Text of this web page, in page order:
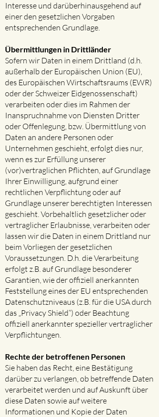
Interesse und darüberhinausgehend auf
einer den gesetzlichen Vorgaben
entsprechenden Grundlage.
Übermittlungen in Drittländer​
Sofern wir Daten in einem Drittland (d.h.
außerhalb der Europäischen Union (EU),
des Europäischen Wirtschaftsraums (EWR)
oder der Schweizer Eidgenossenschaft)
verarbeiten oder dies im Rahmen der
Inanspruchnahme von Diensten Dritter
oder Offenlegung, bzw. Übermittlung von
Daten an andere Personen oder
Unternehmen geschieht, erfolgt dies nur,
wenn es zur Erfüllung unserer
(vor)vertraglichen Pflichten, auf Grundlage
Ihrer Einwilligung, aufgrund einer
rechtlichen Verpflichtung oder auf
Grundlage unserer berechtigten Interessen
geschieht. Vorbehaltlich gesetzlicher oder
vertraglicher Erlaubnisse, verarbeiten oder
lassen wir die Daten in einem Drittland nur
beim Vorliegen der gesetzlichen
Voraussetzungen. D.h. die Verarbeitung
erfolgt z.B. auf Grundlage besonderer
Garantien, wie der offiziell anerkannten
Feststellung eines der EU entsprechenden
Datenschutzniveaus (z.B. für die USA durch
das „Privacy Shield“) oder Beachtung
offiziell anerkannter spezieller vertraglicher
Verpflichtungen.
Rechte der betroffenen Personen
Sie haben das Recht, eine Bestätigung
darüber zu verlangen, ob betreffende Daten
verarbeitet werden und auf Auskunft über
diese Daten sowie auf weitere
Informationen und Kopie der Daten